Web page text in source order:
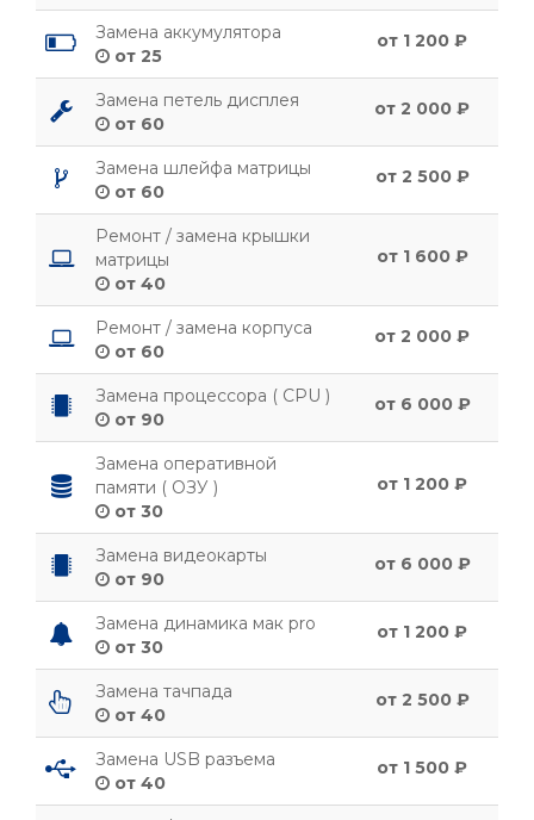
Замена аккумулятора
от 25
от 1 200 ₽
Замена петель дисплея
от 60
от 2 000 ₽
Замена шлейфа матрицы
от 60
от 2 500 ₽
Ремонт / замена крышки
матрицы
от 40
от 1 600 ₽
Ремонт / замена корпуса
от 60
от 2 000 ₽
Замена процессора ( CPU )
от 90
от 6 000 ₽
Замена оперативной
памяти ( ОЗУ )
от 30
от 1 200 ₽
Замена видеокарты
от 90
от 6 000 ₽
Замена динамика мак pro
от 30
от 1 200 ₽
Замена тачпада
от 40
от 2 500 ₽
Замена USB разъема
от 40
от 1 500 ₽